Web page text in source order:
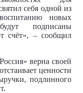
себя одной из
новых
подписаны
счёт», – сообщил
верна своей
ценности
подлинного